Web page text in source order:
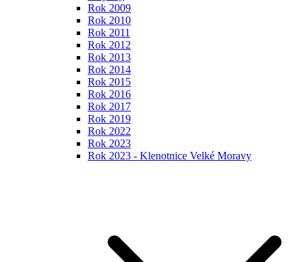
Rok 2009
Rok 2010
Rok 2011
Rok 2012
Rok 2013
Rok 2014
Rok 2015
Rok 2016
Rok 2017
Rok 2019
Rok 2022
Rok 2023
Rok 2023 - Klenotnice Velké Moravy